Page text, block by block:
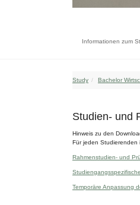
Informationen zum
Study Bachelor
Studien- und
Hinweis zu den
Für jeden Studierenden
Rahmenstudien- und
Temporäre Anpassung